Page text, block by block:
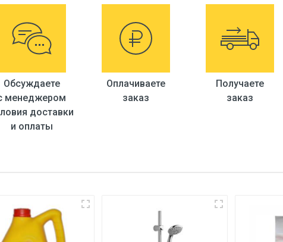
Обсуждаете
менеджером
доставки
и оплаты
Оплачиваете
заказ
Получаете
заказ